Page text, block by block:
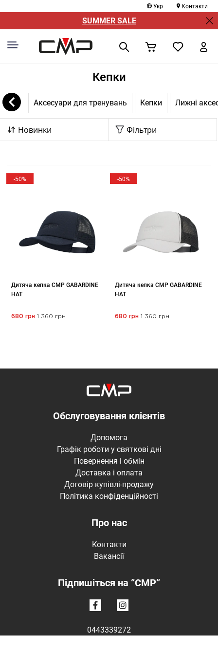
Укр Контакти
SUMMER SALE
Кепки
Аксесуари для тренувань Кепки Лижні
Новинки Фільтри
-50%
Дитяча кепка CMP GABARDINE
HAT
680 грн 1 360 грн
-50%
Дитяча кепка CMP GABARDINE
HAT
680 грн 1 360 грн
Обслуговування клієнтів
Допомога
Графік роботи у святкові дні
Повернення і обмін
Доставка і оплата
Договір купівлі-продажу
Політика конфіденційності
Про нас
Контакти
Вакансії
Підпишіться на “CMP”
0443339272